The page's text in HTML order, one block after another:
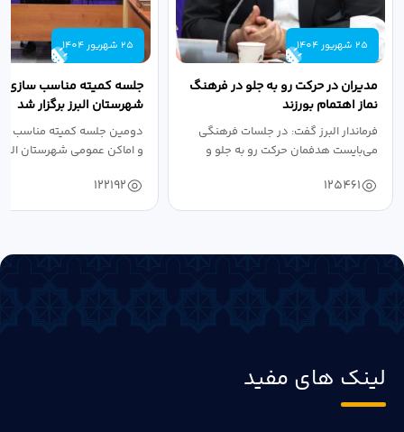
25 شهریور 1404
مدیران در حرکت رو به جلو در فرهنگ
نماز اهتمام بورزند
فرماندار البرز گفت: در جلسات فرهنگی
می‌بایست هدفمان حرکت رو به جلو و
125461
25 شهریور 1404
جلسه کمیته مناسب سازی
شهرستان البرز برگزار شد
دومین جلسه کمیته مناسب
و اماکن عمومی شهرستان
122192
لینک های مفید